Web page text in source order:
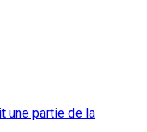
une partie de la